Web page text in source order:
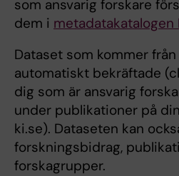
som ansvarig forskare
dem i metadatakatalogen
Dataset som kommer från
automatiskt bekräftade
dig som är ansvarig
under publikationer på
ki.se). Dataseten kan
forskningsbidrag,
forskagrupper.